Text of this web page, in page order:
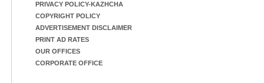
PRIVACY POLICY-KAZHCHA
COPYRIGHT POLICY
ADVERTISEMENT DISCLAIMER
PRINT AD RATES
OUR OFFICES
CORPORATE OFFICE